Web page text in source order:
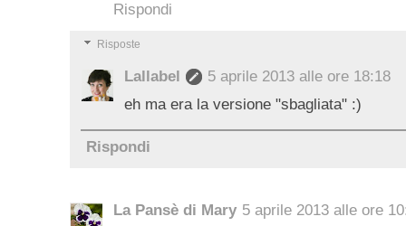
Rispondi
Risposte
Lallabel
5 aprile 2013 alle ore 18:18
eh ma era la versione "sbagliata" :)
Rispondi
La Pansè di Mary 5 aprile 2013 alle ore